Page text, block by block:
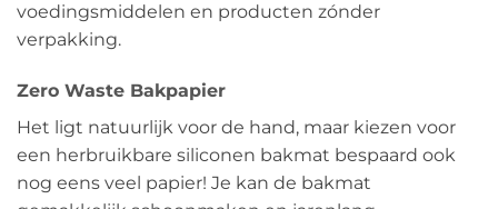
voedingsmiddelen en producten zónder
verpakking.
Zero Waste Bakpapier
Het ligt natuurlijk voor de hand, maar kiezen voor
een herbruikbare siliconen bakmat bespaard ook
nog eens veel papier! Je kan de bakmat